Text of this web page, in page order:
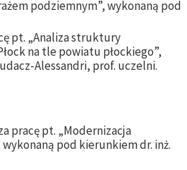
podziemnym”, wykonaną pod
pt. „Analiza struktury
na tle powiatu płockiego”,
Alessandri, prof. uczelni.
pracę pt. „Modernizacja
pod kierunkiem dr. inż.